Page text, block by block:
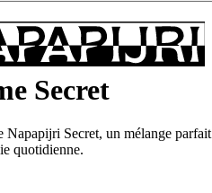
Secret
Napapijri Secret, un mélange parfait
quotidienne.